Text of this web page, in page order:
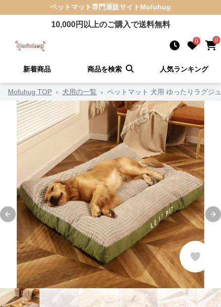
ペットマット専門通販サイト Mofuhug
10,000円以上のご購入で送料無料
0 0
新着商品 商品を検索 人気ランキング
Mofuhug TOP › 犬用の一覧 › ペットマット 犬用 ゆったりラグジ
Previous slide